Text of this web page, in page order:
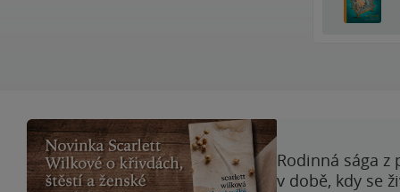
Rodinná sága z
v době, kdy se